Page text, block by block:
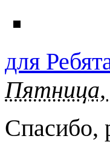
для
Спасибо,